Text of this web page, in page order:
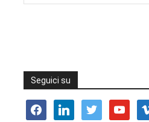
Seguici su
facebooklinkedin twitter youtube